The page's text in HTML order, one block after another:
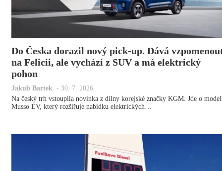
Do Česka dorazil nový pick-up. Dává
na Felicii, ale vychází z SUV a má elektrický
pohon
Jakub Bartek - 30. 7. 2026
Na český trh vstoupila novinka z dílny korejské značky KGM. Jde o model
Musso EV, který rozšiřuje nabídku elektrických…